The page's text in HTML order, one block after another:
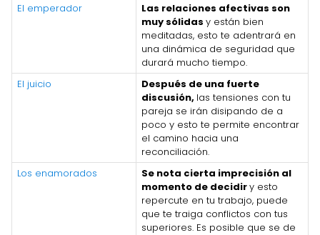
El emperador
Las relaciones afectivas son
muy sólidas y están bien
meditadas, esto te adentrará en
una dinámica de seguridad que
durará mucho tiempo.
El juicio
Después de una fuerte
discusión, las tensiones con tu
pareja se irán disipando de a
poco y esto te permite encontrar
el camino hacia una
reconciliación.
Los enamorados
Se nota cierta imprecisión al
momento de decidiry esto
repercute en tu trabajo, puede
que te traiga conflictos con tus
superiores. Es posible que se de